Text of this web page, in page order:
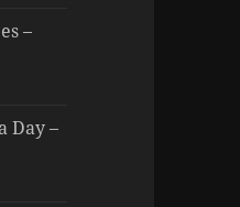
–
Day –